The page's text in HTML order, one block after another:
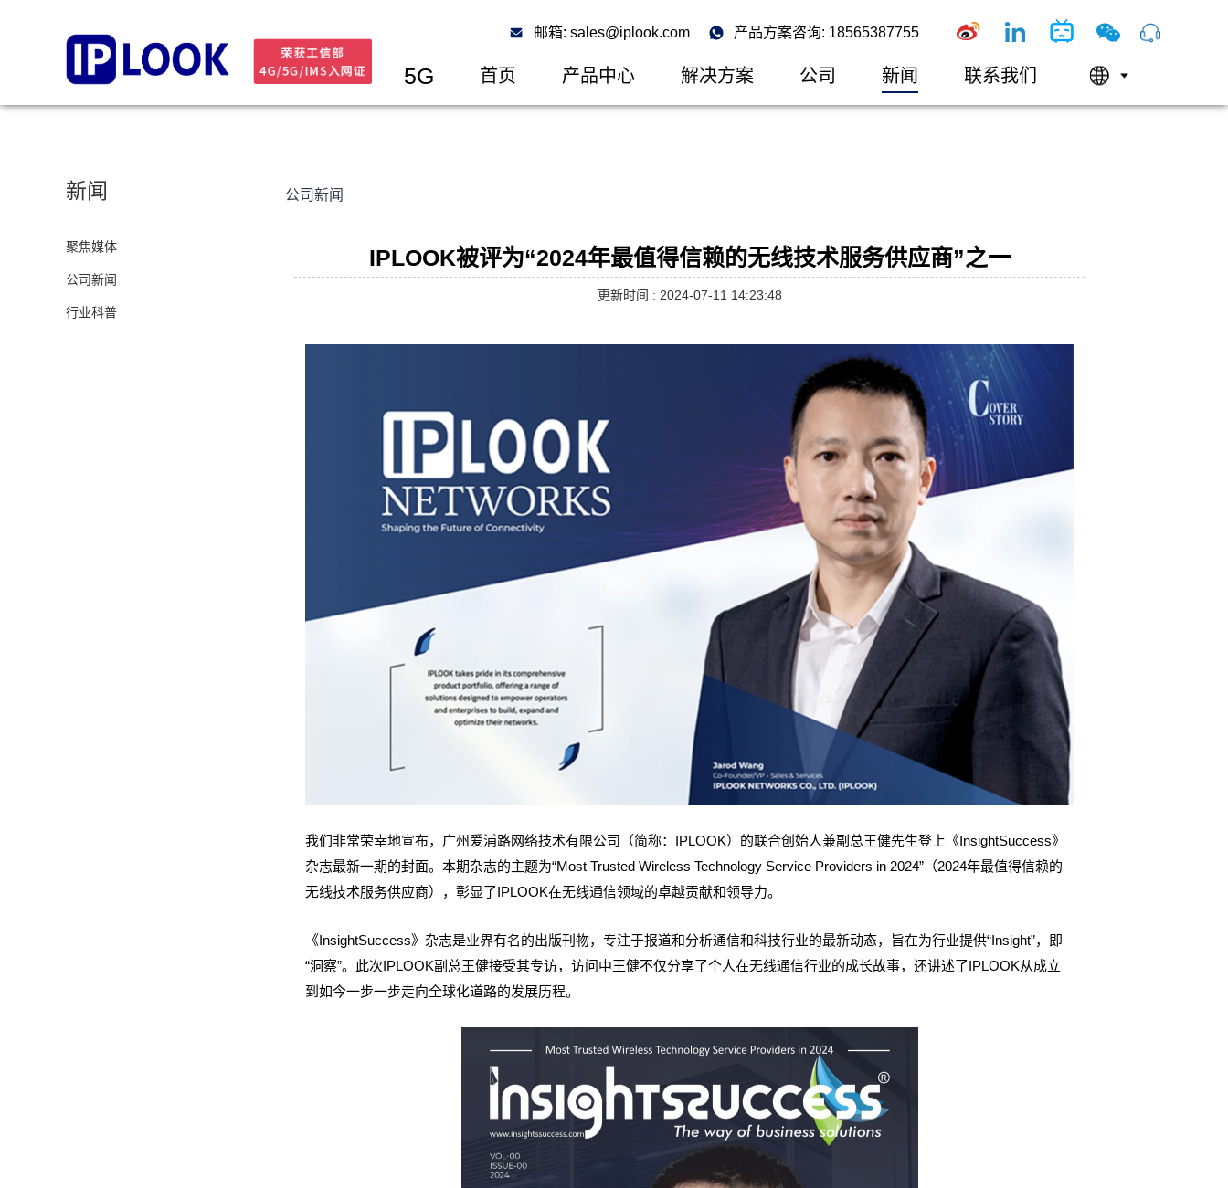
邮箱: sales@iplook.com 产品方案咨询: 18565387755
5G 首页 产品中心 解决方案 公司 新闻 联系我们
新闻
聚焦媒体
公司新闻
行业科普
公司新闻
IPLOOK被评为“2024年最值得信赖的无线技术服务供应商”之一
更新时间 : 2024-07-11 14:23:48
我们非常荣幸地宣布，广州爱浦路网络技术有限公司（简称：IPLOOK）的联合创始人兼副总王健先生登上《InsightSuccess》
杂志最新一期的封面。本期杂志的主题为“Most Trusted Wireless Technology Service Providers in 2024”（2024年最值得信赖的
无线技术服务供应商），彰显了IPLOOK在无线通信领域的卓越贡献和领导力。
《InsightSuccess》杂志是业界有名的出版刊物，专注于报道和分析通信和科技行业的最新动态，旨在为行业提供“Insight”，即
“洞察”。此次IPLOOK副总王健接受其专访，访问中王健不仅分享了个人在无线通信行业的成长故事，还讲述了IPLOOK从成立
到如今一步一步走向全球化道路的发展历程。